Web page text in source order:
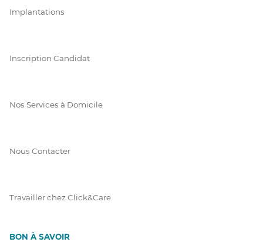
Implantations
Inscription Candidat
Nos Services à Domicile
Nous Contacter
Travailler chez Click&Care
BON À SAVOIR